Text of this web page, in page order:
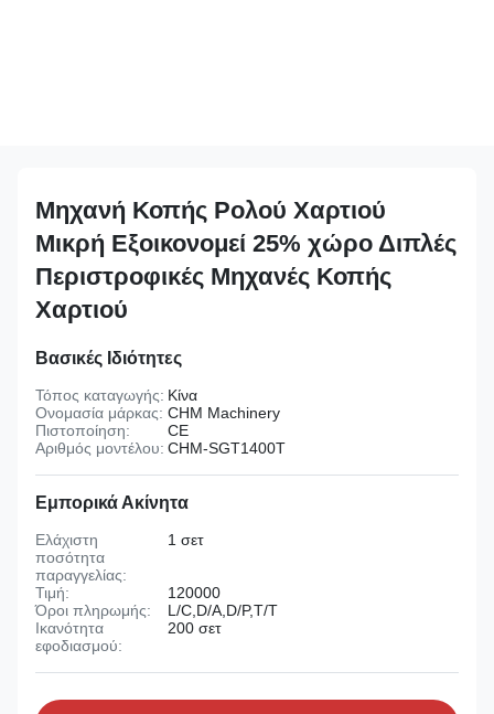
Μηχανή Κοπής Ρολού Χαρτιού
Μικρή Εξοικονομεί 25% χώρο Διπλές
Περιστροφικές Μηχανές Κοπής
Χαρτιού
Βασικές Ιδιότητες
Τόπος καταγωγής: Κίνα
Ονομασία μάρκας: CHM Machinery
Πιστοποίηση:
CE
Αριθμός μοντέλου: CHM-SGT1400T
Εμπορικά Ακίνητα
Ελάχιστη
ποσότητα
παραγγελίας:
1 σετ
Τιμή:
120000
Όροι πληρωμής:
L/C,D/A,D/P,T/T
Ικανότητα
εφοδιασμού:
200 σετ